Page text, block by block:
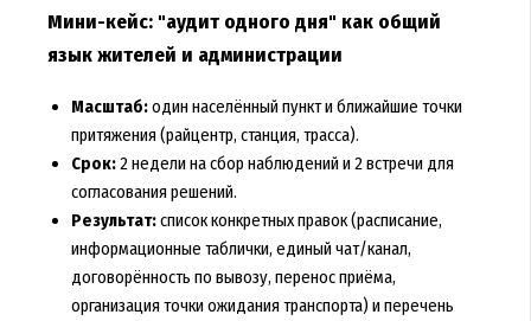
Мини-кейс: "аудит одного дня" как общий
язык жителей и администрации
Масштаб:один населённый пункт и ближайшие точки
притяжения (райцентр, станция, трасса).
Срок:2 недели на сбор наблюдений и 2 встречи для
согласования решений.
Результат:список конкретных правок (расписание,
информационные таблички, единый чат/канал,
договорённость по вывозу, перенос приёма,
организация точки ожидания транспорта) и перечень